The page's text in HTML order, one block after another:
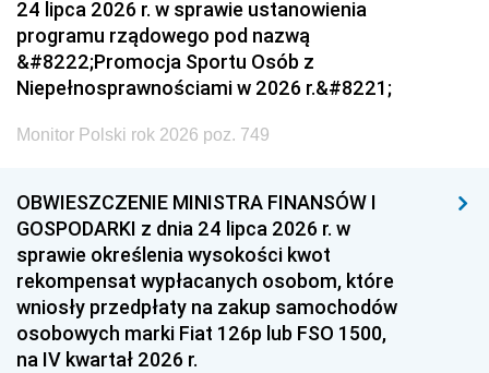
24 lipca 2026 r. w sprawie ustanowienia
programu rządowego pod nazwą
&#8222;Promocja Sportu Osób z
Niepełnosprawnościami w 2026 r.&#8221;
Monitor Polski rok 2026 poz. 749
OBWIESZCZENIE MINISTRA FINANSÓW I
GOSPODARKI z dnia 24 lipca 2026 r. w
sprawie określenia wysokości kwot
rekompensat wypłacanych osobom, które
wniosły przedpłaty na zakup samochodów
osobowych marki Fiat 126p lub FSO 1500,
na IV kwartał 2026 r.